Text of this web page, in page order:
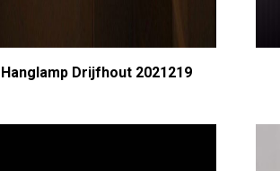
Hanglamp Drijfhout 2021219